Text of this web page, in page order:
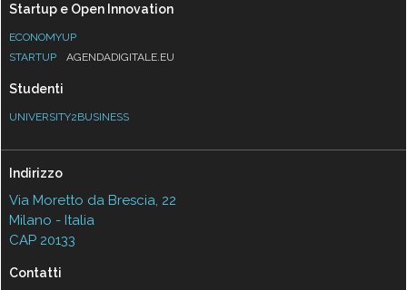
Startup e Open Innovation
ECONOMYUP
STARTUP
AGENDADIGITALE.EU
Studenti
UNIVERSITY2BUSINESS
Indirizzo
Via Moretto da Brescia, 22
Milano - Italia
CAP 20133
Contatti